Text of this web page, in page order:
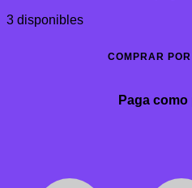
3 disponibles
COMPRAR
Paga